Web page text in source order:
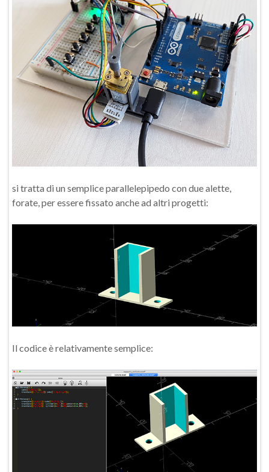
si tratta di un semplice parallelepipedo con due alette,
forate, per essere fissato anche ad altri progetti:
Il codice è relativamente semplice: